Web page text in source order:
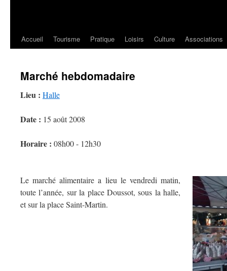
Accueil Tourisme Pratique Loisirs Culture Associations
Marché hebdomadaire
Lieu : Halle
Date : 15 août 2008
Horaire : 08h00 - 12h30
Le marché alimentaire a lieu le vendredi matin,
toute l’année, sur la place Doussot, sous la halle,
et sur la place Saint-Martin.